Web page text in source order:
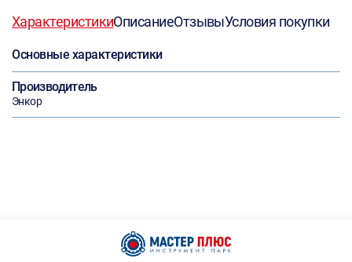
ХарактеристикиОписаниеОтзывыУсловия покупки
Основные характеристики
Производитель
Энкор